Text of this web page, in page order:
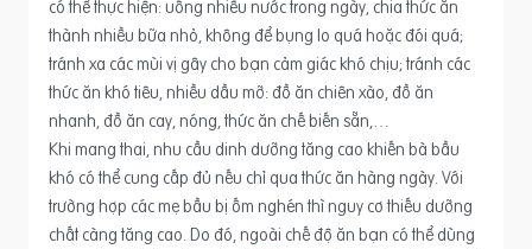
có thể thực hiện: uống nhiều nước trong ngày, chia thức ăn
thành nhiều bữa nhỏ, không để bụng lo quá hoặc đói quá;
tránh xa các mùi vị gây cho bạn cảm giác khó chịu; tránh các
thức ăn khó tiêu, nhiều dầu mỡ: đồ ăn chiên xào, đồ ăn
nhanh, đồ ăn cay, nóng, thức ăn chế biến sẵn,…
Khi mang thai, nhu cầu dinh dưỡng tăng cao khiến bà bầu
khó có thể cung cấp đủ nếu chỉ qua thức ăn hàng ngày. Với
trường hợp các mẹ bầu bị ốm nghén thì nguy cơ thiếu dưỡng
chất càng tăng cao. Do đó, ngoài chế độ ăn bạn có thể dùng